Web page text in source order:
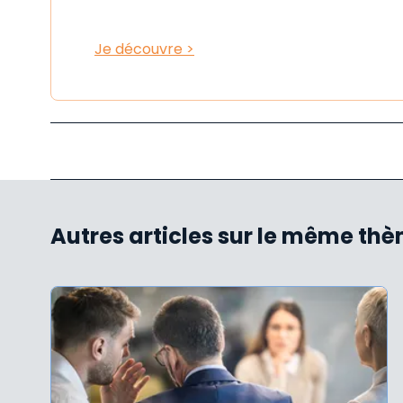
Je découvre >
Autres articles sur le même